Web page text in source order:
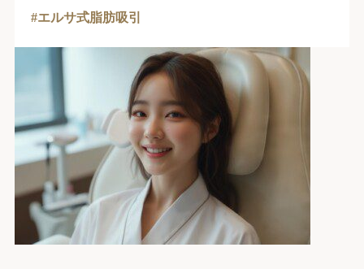
エルサ式脂肪吸引